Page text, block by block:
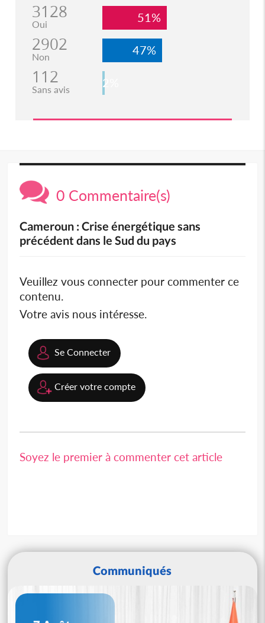
3128
Oui 51%
2902
Non 47%
112
Sans avis 2%
0 Commentaire(s)
Cameroun : Crise énergétique sans
précédent dans le Sud du pays
Veuillez vous connecter pour commenter ce
contenu.
Votre avis nous intéresse.
Se Connecter
Créer votre compte
Soyez le premier à commenter cet article
Communiqués